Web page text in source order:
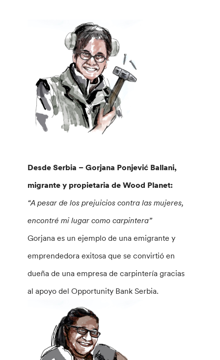
Desde Serbia – Gorjana Ponjević Ballani,
migrante y propietaria de Wood Planet:
“A pesar de los prejuicios contra las mujeres,
encontré mi lugar como carpintera”
Gorjana es un ejemplo de una emigrante y
emprendedora exitosa que se convirtió en
dueña de una empresa de carpintería gracias
al apoyo del Opportunity Bank Serbia.